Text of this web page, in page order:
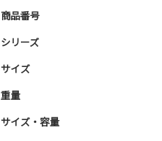
商品番号
シリーズ
サイズ
重量
サイズ・容量